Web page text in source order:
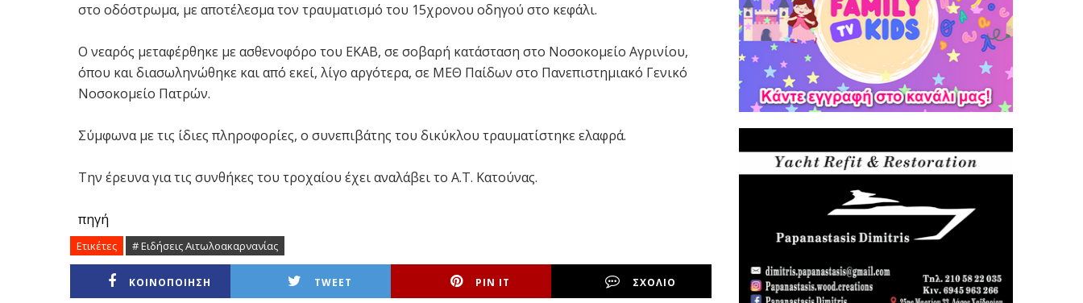
στο οδόστρωμα, με αποτέλεσμα τον τραυματισμό του 15χρονου οδηγού στο κεφάλι.
Ο νεαρός μεταφέρθηκε με ασθενοφόρο του ΕΚΑΒ, σε σοβαρή κατάσταση στο Νοσοκομείο Αγρινίου,
όπου και διασωληνώθηκε και από εκεί, λίγο αργότερα, σε ΜΕΘ Παίδων στο Πανεπιστημιακό Γενικό
Νοσοκομείο Πατρών.
Σύμφωνα με τις ίδιες πληροφορίες, ο συνεπιβάτης του δικύκλου τραυματίστηκε ελαφρά.
Την έρευνα για τις συνθήκες του τροχαίου έχει αναλάβει το Α.Τ. Κατούνας.
πηγή
Ετικέτες # Ειδήσεις Αιτωλοακαρνανίας
ΚΟΙΝΟΠΟΙΗΣΗ TWEET PIN IT ΣΧΟΛΙΟ